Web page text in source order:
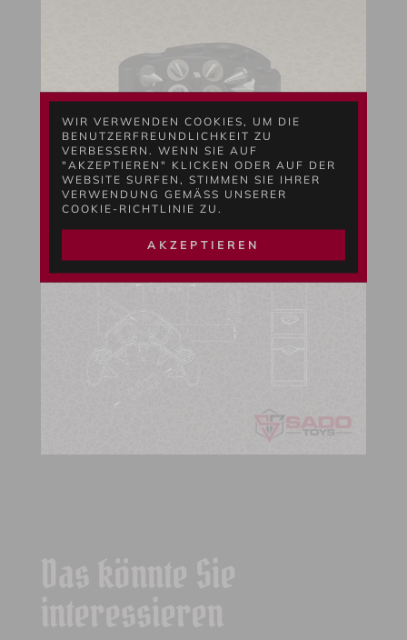
WIR VERWENDEN COOKIES, UM DIE
BENUTZERFREUNDLICHKEIT ZU
VERBESSERN. WENN SIE AUF
"AKZEPTIEREN" KLICKEN ODER AUF DER
WEBSITE SURFEN, STIMMEN SIE IHRER
VERWENDUNG GEMÄSS UNSERER C
OOKIE-RICHTLINIE ZU.
AKZEPTIEREN